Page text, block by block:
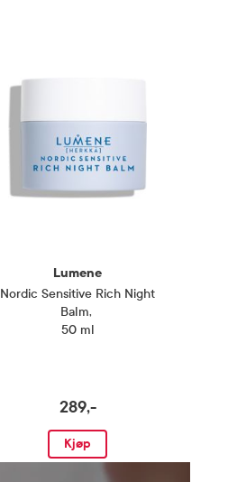
Lumene
Nordic Sensitive Rich Night
Balm,
50 ml
289,-
Kjøp